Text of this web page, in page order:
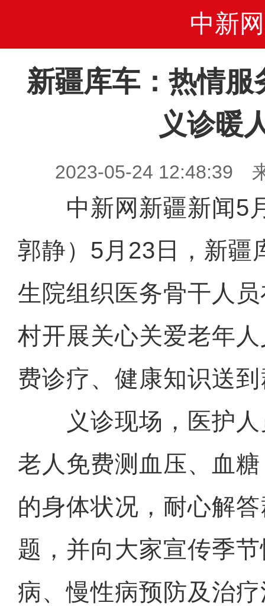
中新网
新疆库车：热情服
义诊暖
2023-05-24 12:48:39
中新网新疆新闻5
郭静）5月23日，新疆
生院组织医务骨干人
村开展关心关爱老年
费诊疗、健康知识送
义诊现场，医护人
老人免费测血压、血
的身体状况，耐心解
题，并向大家宣传季
病、慢性病预防及治